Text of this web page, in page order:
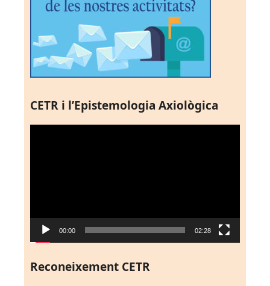
CETR i l’Epistemologia Axiològica
00:00 02:28
Reconeixement CETR